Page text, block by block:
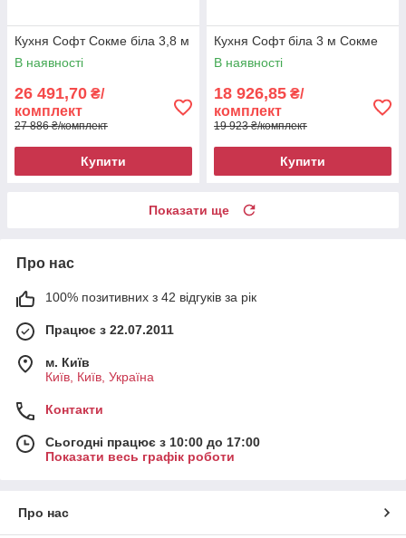
Кухня Софт Сокме біла 3,8 м
В наявності
26 491,70 ₴/
комплект
27 886 ₴/комплект
Купити
Кухня Софт біла 3 м Сокме
В наявності
18 926,85 ₴/
комплект
19 923 ₴/комплект
Купити
Показати ще
Про нас
100% позитивних з 42 відгуків за рік
Працює з 22.07.2011
м. Київ
Київ, Київ, Україна
Контакти
Сьогодні працює з 10:00 до 17:00
Показати весь графік роботи
Про нас